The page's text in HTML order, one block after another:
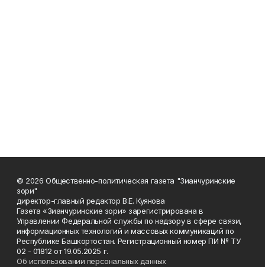
© 2026 Общественно-политическая газета "Зианчуринские
зори"
директор-главный редактор В.Е. Куянова
Газета «Зианчуринские зори» зарегистрирована в
Управлении Федеральной службы по надзору в сфере связи,
информационных технологий и массовых коммуникаций по
Республике Башкортостан. Регистрационный номер ПИ № ТУ
02 - 01812 от 19.05.2025 г.
Об использовании персональных данных